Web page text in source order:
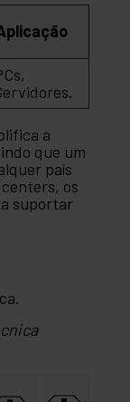
a
que um
país
os
suportar